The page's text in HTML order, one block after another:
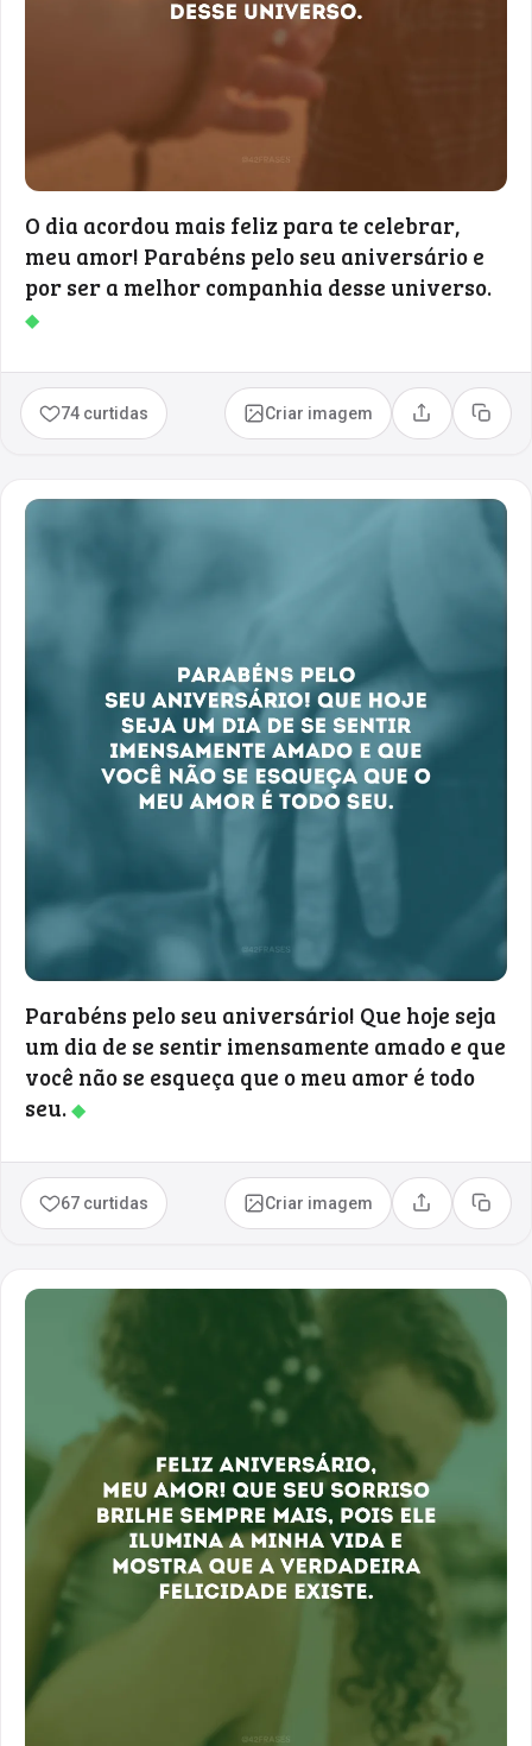
O dia acordou mais feliz para te celebrar,
meu amor! Parabéns pelo seu aniversário e
por ser a melhor companhia desse universo.
◆
74 curtidas Criar imagem Compartilhar
Copiar
Parabéns pelo seu aniversário! Que hoje seja
um dia de se sentir imensamente amado e que
você não se esqueça que o meu amor é todo
seu.◆
67 curtidas Criar imagem Compartilhar
Copiar